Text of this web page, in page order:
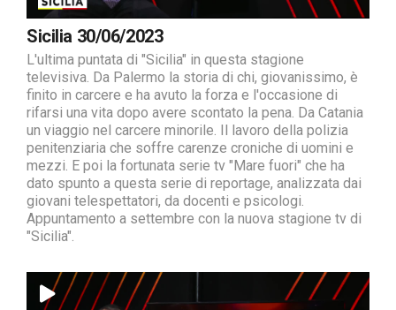
Sicilia 30/06/2023
L'ultima puntata di "Sicilia" in questa stagione
televisiva. Da Palermo la storia di chi, giovanissimo, è
finito in carcere e ha avuto la forza e l'occasione di
rifarsi una vita dopo avere scontato la pena. Da Catania
un viaggio nel carcere minorile. Il lavoro della polizia
penitenziaria che soffre carenze croniche di uomini e
mezzi. E poi la fortunata serie tv "Mare fuori" che ha
dato spunto a questa serie di reportage, analizzata dai
giovani telespettatori, da docenti e psicologi.
Appuntamento a settembre con la nuova stagione tv di
"Sicilia".